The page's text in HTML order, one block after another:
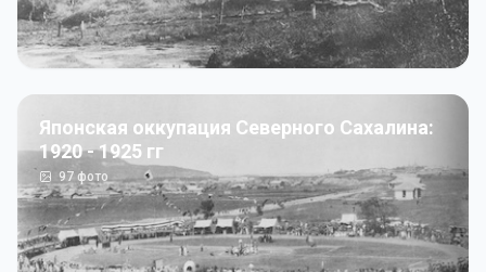
Японская оккупация Северного Сахалина:
1920 - 1925 гг
97 фото